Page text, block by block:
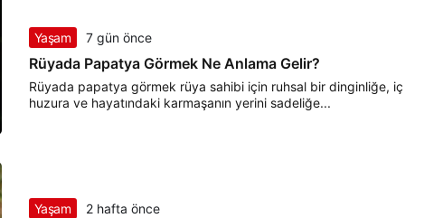
Yaşam 7 gün önce
Rüyada Papatya Görmek Ne Anlama Gelir?
Rüyada papatya görmek rüya sahibi için ruhsal bir dinginliğe, iç
huzura ve hayatındaki karmaşanın yerini sadeliğe...
Yaşam 2 hafta önce